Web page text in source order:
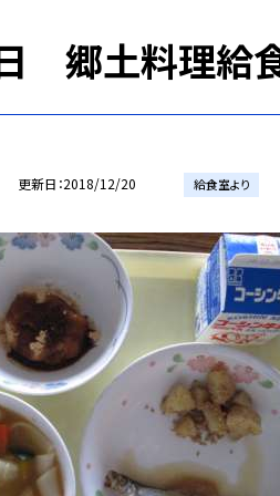
郷土料理給
更新日 2018/12/20 給食室より